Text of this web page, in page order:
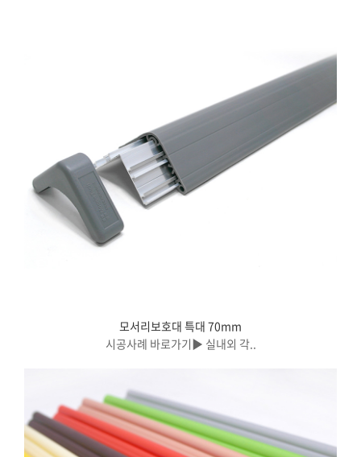
모서리보호대 특대 70mm
시공사례 바로가기▶ 실내외 각..